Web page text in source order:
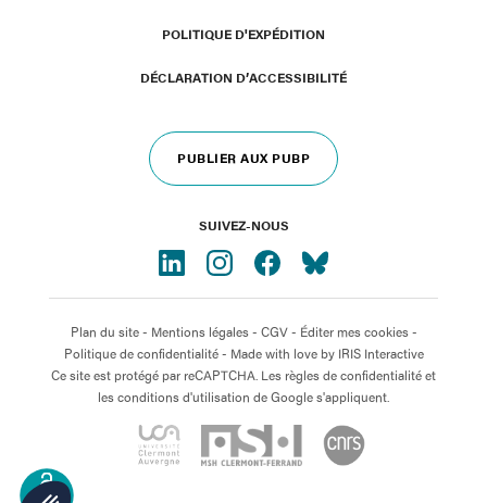
OPEN
POLITIQUE D'EXPÉDITION
DÉCLARATION D’ACCESSIBILITÉ
PUBLIER AUX PUBP
SUIVEZ-NOUS
Plan du site- Mentions légales- CGV- Éditer mes cookies-
Politique de confidentialité- Made with love by IRIS Interactive
Ce site est protégé par reCAPTCHA. Les règles de confidentialité et
les conditions d'utilisation de Google s'appliquent.